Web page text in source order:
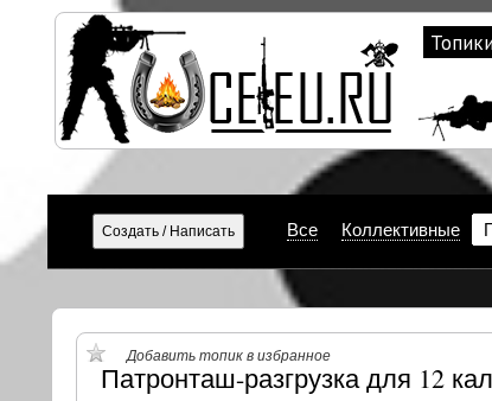
Все Коллективные
Добавить топик в избранное
Патронташ-разгрузка для 12